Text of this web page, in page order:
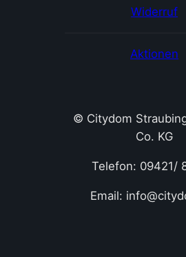
Widerruf
Aktionen
© Citydom
Co. KG
Telefon: 09421/
Email: